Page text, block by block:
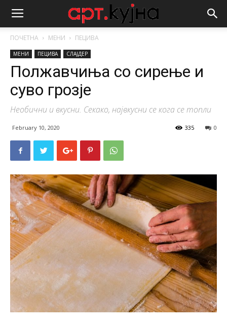
ПОЧЕТНА МЕНИ ПЕЦИВА
МЕНИ ПЕЦИВА СЛАЈДЕР
Полжавчиња со сирење и
суво грозје
Необични и вкусни. Секако, највкусни се кога се топли
February 10, 2020 0
335